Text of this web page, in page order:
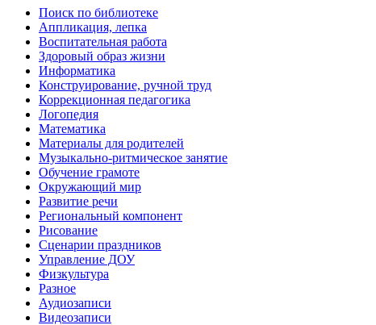
Поиск по библиотеке
Аппликация, лепка
Воспитательная работа
Здоровый образ жизни
Информатика
Конструирование, ручной труд
Коррекционная педагогика
Логопедия
Математика
Материалы для родителей
Музыкально-ритмическое занятие
Обучение грамоте
Окружающий мир
Развитие речи
Региональный компонент
Рисование
Сценарии праздников
Управление ДОУ
Физкультура
Разное
Аудиозаписи
Видеозаписи